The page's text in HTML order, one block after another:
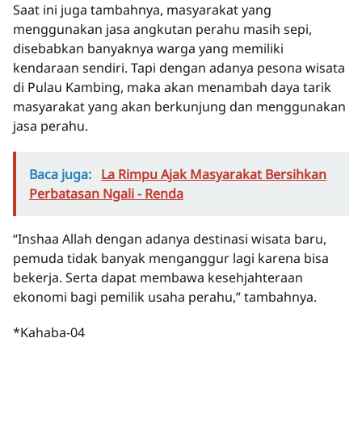
Saat ini juga tambahnya, masyarakat yang
menggunakan jasa angkutan perahu masih sepi,
disebabkan banyaknya warga yang memiliki
kendaraan sendiri. Tapi dengan adanya pesona wisata
di Pulau Kambing, maka akan menambah daya tarik
masyarakat yang akan berkunjung dan menggunakan
jasa perahu.
Baca juga: La Rimpu Ajak Masyarakat Bersihkan
Perbatasan Ngali - Renda
“Inshaa Allah dengan adanya destinasi wisata baru,
pemuda tidak banyak menganggur lagi karena bisa
bekerja. Serta dapat membawa kesehjahteraan
ekonomi bagi pemilik usaha perahu,” tambahnya.
*Kahaba-04